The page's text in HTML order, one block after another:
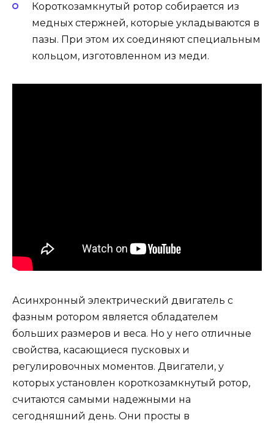
Короткозамкнутый ротор собирается из
медных стержней, которые укладываются в
пазы. При этом их соединяют специальным
кольцом, изготовленном из меди.
Асинхронный электрический двигатель с
фазным ротором является обладателем
больших размеров и веса. Но у него отличные
свойства, касающиеся пусковых и
регулировочных моментов. Двигатели, у
которых установлен короткозамкнутый ротор,
считаются самыми надежными на
сегодняшний день. Они просты в